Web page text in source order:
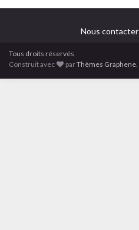
Nous contacter
Tous droits réservés
Construit avec
parThèmes Graphene